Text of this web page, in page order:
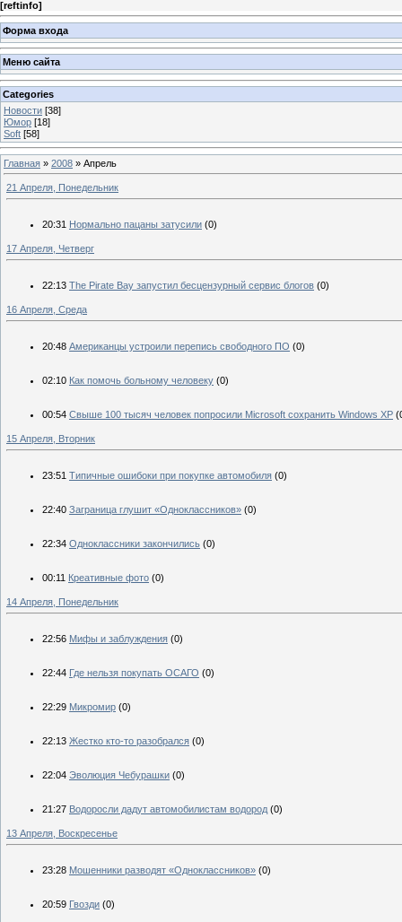
[reftinfo]
Форма входа
Меню сайта
Categories
Новости [38]
Юмор [18]
Soft [58]
Главная » 2008 » Апрель
21 Апреля, Понедельник
20:31 Нормально пацаны затусили (0)
17 Апреля, Четверг
22:13 The Pirate Bay запустил беcцензурный сервис блогов (0)
16 Апреля, Среда
20:48 Американцы устроили перепись свободного ПО (0)
02:10 Как помочь больному человеку (0)
00:54 Свыше 100 тысяч человек попросили Microsoft сохранить Windows XP
15 Апреля, Вторник
23:51 Типичные ошибоки при покупке автомобиля (0)
22:40 Заграница глушит «Одноклассников» (0)
22:34 Одноклассники закончились (0)
00:11 Креативные фото (0)
14 Апреля, Понедельник
22:56 Мифы и заблуждения (0)
22:44 Где нельзя покупать ОСАГО (0)
22:29 Микромир (0)
22:13 Жестко кто-то разобрался (0)
22:04 Эволюция Чебурашки (0)
21:27 Водоросли дадут автомобилистам водород (0)
13 Апреля, Воскресенье
23:28 Мошенники разводят «Одноклассников» (0)
20:59 Гвозди (0)